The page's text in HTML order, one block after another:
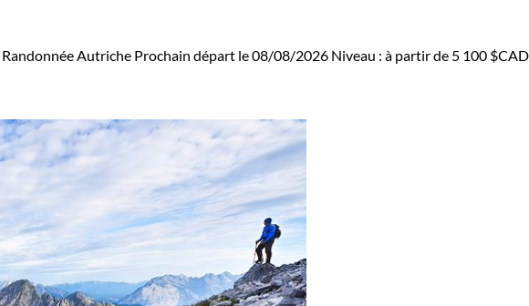
Randonnée Autriche Prochain départ le 08/08/2026 Niveau : à partir de 5 100 $CAD